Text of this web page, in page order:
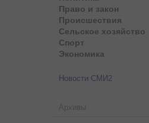
Право и закон
Происшествия
Сельское хозяйство
Спорт
Экономика
Новости СМИ2
Архивы